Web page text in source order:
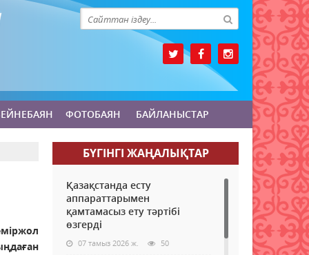
ФОТОБАЯН БАЙЛАНЫСТАР
БҮГІНГI ЖАҢАЛЫҚТАР
Қазақстанда есту
аппараттарымен
қамтамасыз ету тәртібі
өзгерді
07 тамыз 2026 ж. 50